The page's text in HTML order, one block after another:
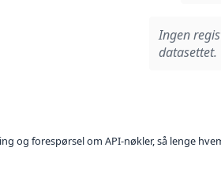
Ingen
datasettet.
og forespørsel om API-nøkler, så lenge